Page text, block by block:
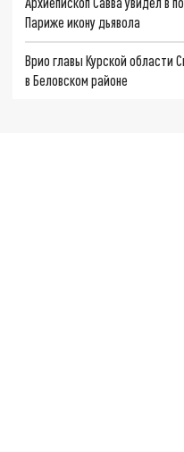
Париже икону дьявола
Врио главы Курской области
в Беловском районе